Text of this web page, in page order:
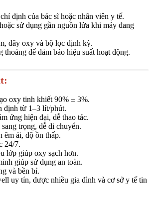
định của bác sĩ hoặc nhân viên y tế.
sử dụng gần nguồn lửa khi máy đang
dây oxy và bộ lọc định kỳ.
để đảm bảo hiệu suất hoạt động.
oxy tinh khiết 90% ± 3%.
từ 1–3 lít/phút.
ứng hiện đại, dễ thao tác.
trọng, dễ di chuyển.
ái, độ ồn thấp.